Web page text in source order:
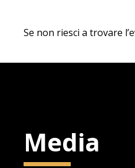
Se non riesci a trovare
Media